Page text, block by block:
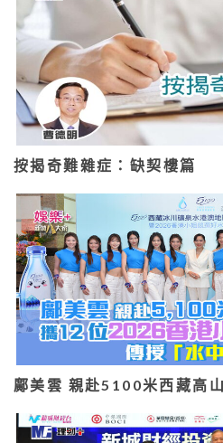
按揭奇難雜症：缺契樓篇
鄺美雲 親赴5100米西藏高